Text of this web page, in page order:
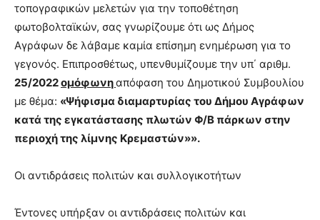
τοπογραφικών μελετών για την τοποθέτηση
φωτοβολταϊκών, σας γνωρίζουμε ότι ως Δήμος
Αγράφων δε λάβαμε καμία επίσημη ενημέρωση για το
γεγονός. Επιπροσθέτως, υπενθυμίζουμε την υπ΄ αριθμ.
25/2022ομόφωνηαπόφαση του Δημοτικού Συμβουλίου
με θέμα: «Ψήφισμα διαμαρτυρίας του Δήμου Αγράφων
κατά της εγκατάστασης πλωτών Φ/Β πάρκων στην
περιοχή της λίμνης Κρεμαστών»».
Οι αντιδράσεις πολιτών και συλλογικοτήτων
Έντονες υπήρξαν οι αντιδράσεις πολιτών και